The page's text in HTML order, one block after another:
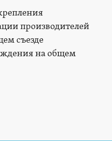
производителей
съезде
на общем